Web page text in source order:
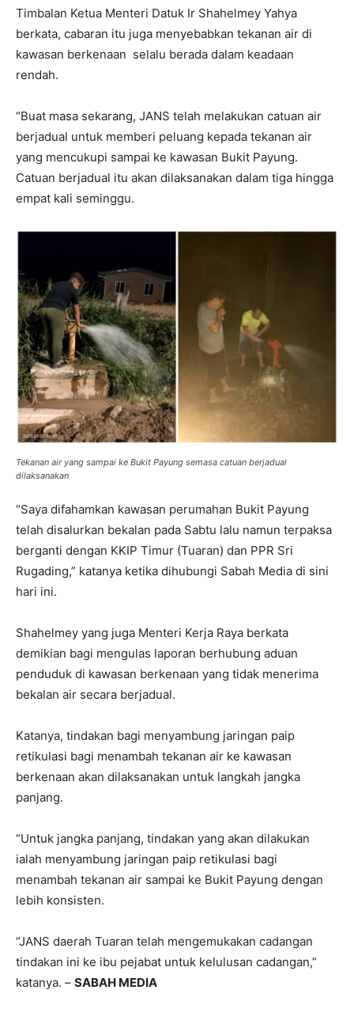
Timbalan Ketua Menteri Datuk Ir Shahelmey Yahya
berkata, cabaran itu juga menyebabkan tekanan air di
kawasan berkenaan selalu berada dalam keadaan
rendah.
“Buat masa sekarang, JANS telah melakukan catuan air
berjadual untuk memberi peluang kepada tekanan air
yang mencukupi sampai ke kawasan Bukit Payung.
Catuan berjadual itu akan dilaksanakan dalam tiga hingga
empat kali seminggu.
Tekanan air yang sampai ke Bukit Payung semasa catuan berjadual
dilaksanakan
“Saya difahamkan kawasan perumahan Bukit Payung
telah disalurkan bekalan pada Sabtu lalu namun terpaksa
berganti dengan KKIP Timur (Tuaran) dan PPR Sri
Rugading,” katanya ketika dihubungi Sabah Media di sini
hari ini.
Shahelmey yang juga Menteri Kerja Raya berkata
demikian bagi mengulas laporan berhubung aduan
penduduk di kawasan berkenaan yang tidak menerima
bekalan air secara berjadual.
Katanya, tindakan bagi menyambung jaringan paip
retikulasi bagi menambah tekanan air ke kawasan
berkenaan akan dilaksanakan untuk langkah jangka
panjang.
“Untuk jangka panjang, tindakan yang akan dilakukan
ialah menyambung jaringan paip retikulasi bagi
menambah tekanan air sampai ke Bukit Payung dengan
lebih konsisten.
“JANS daerah Tuaran telah mengemukakan cadangan
tindakan ini ke ibu pejabat untuk kelulusan cadangan,”
katanya. – SABAH MEDIA